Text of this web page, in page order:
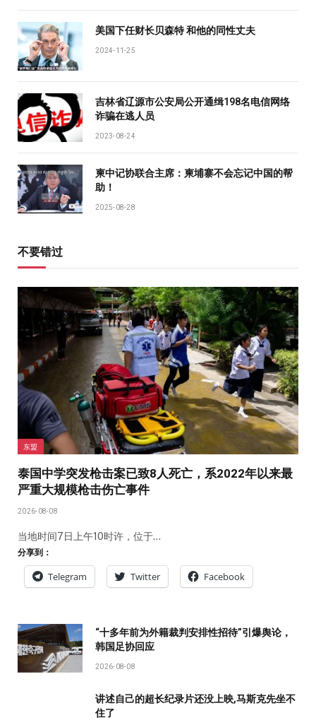
美国下任财长贝森特 和他的同性丈夫
2024-11-25
吉林省辽源市公安局公开通缉198名电信网络
诈骗在逃人员
2023-08-24
柬中记协联合主席：柬埔寨不会忘记中国的帮
助！
2025-08-28
不要错过
东盟
泰国中学突发枪击案已致8人死亡，系2022年以来最
严重大规模枪击伤亡事件
2026-08-08
当地时间7日上午10时许，位于…
分享到：
Telegram Twitter Facebook
“十多年前为外籍裁判安排性招待”引爆舆论，
韩国足协回应
2026-08-08
讲述自己的超长纪录片还没上映,马斯克先坐不
住了